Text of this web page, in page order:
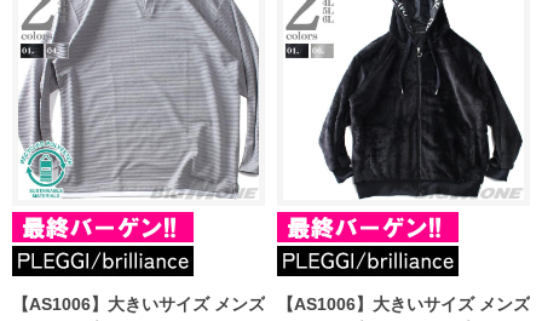
【AS1006】大きいサイズ メンズ
【AS1006】大きいサイズ メンズ